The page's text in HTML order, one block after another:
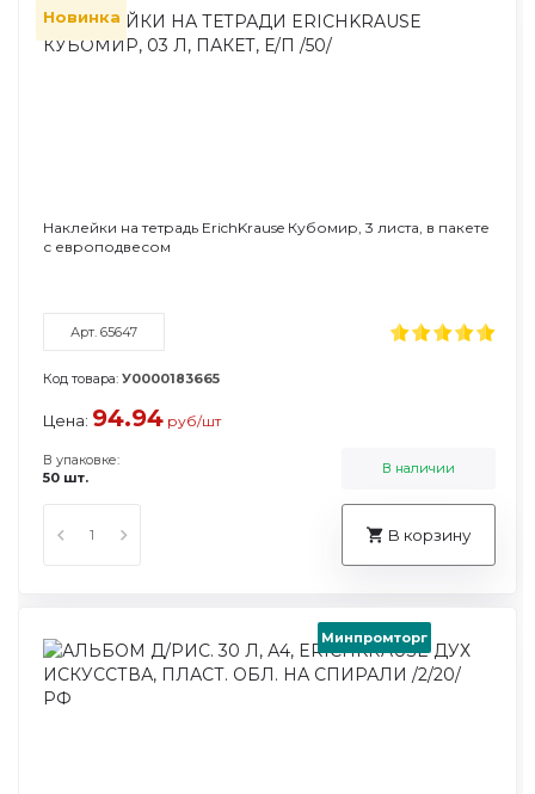
Новинка
Наклейки на тетрадь ErichKrause Кубомир, 3 листа, в пакете
с европодвесом
Арт. 65647
Код товара: У0000183665
Цена: 94.94 руб/шт
В упаковке:
50 шт.
В наличии
В корзину
Минпромторг